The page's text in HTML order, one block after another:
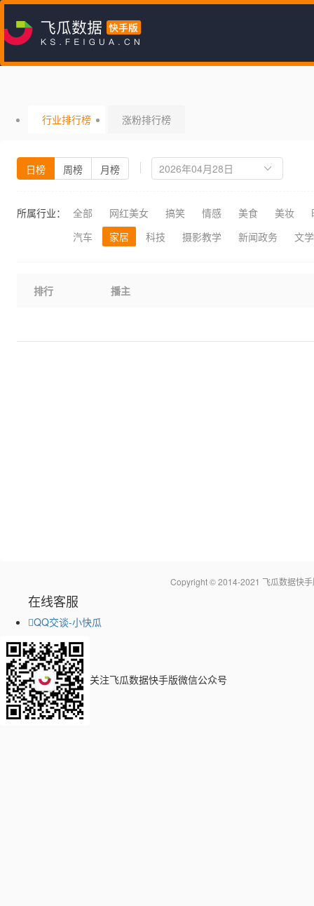
行业排行榜 涨粉排行榜
日榜 周榜 月榜
所属行业： 全部 网红美女 搞笑 情感 美食 美妆
汽车
家居 科技 摄影教学 新闻政务 文
排行 播主
Copyright © 2014-2021 飞瓜数据快
在线客服
QQ交谈-小快瓜
关注飞瓜数据快手版微信公众号